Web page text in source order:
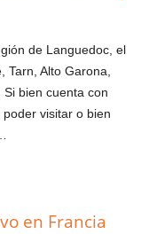
de Languedoc, el
Alto Garona,
bien cuenta con
visitar o bien
en Francia